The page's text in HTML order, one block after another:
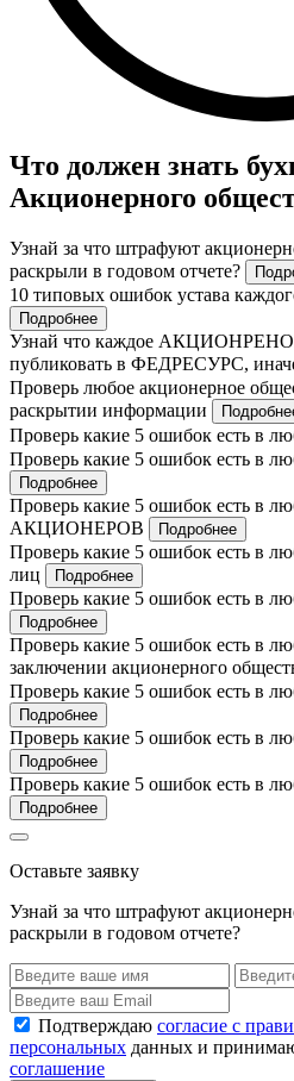
Что должен знать
Акционерного
Узнай за что штрафуют
раскрыли в годовом отчете?
10 типовых ошибок устава
Подробнее
Узнай что каждое
публиковать в ФЕДРЕСУРС,
Проверь любое акционерное
раскрытии информации
Проверь какие 5 ошибок есть в
Проверь какие 5 ошибок есть в
Подробнее
Проверь какие 5 ошибок есть в
АКЦИОНЕРОВ
Подробнее
Проверь какие 5 ошибок есть в
лиц
Подробнее
Проверь какие 5 ошибок есть в
Подробнее
Проверь какие 5 ошибок есть в
заключении акционерного
Проверь какие 5 ошибок есть в
Подробнее
Проверь какие 5 ошибок есть в
Подробнее
Проверь какие 5 ошибок есть в
Подробнее
Оставьте заявку
Узнай за что штрафуют
раскрыли в годовом отчете?
Подтверждаю согласие с
персональных данных и
соглашение